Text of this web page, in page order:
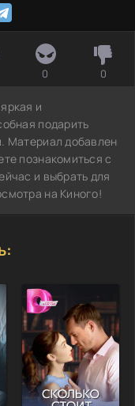
0 0
и
подарить
Материал добавлен
познакомиться с
и выбрать для
на Киного!